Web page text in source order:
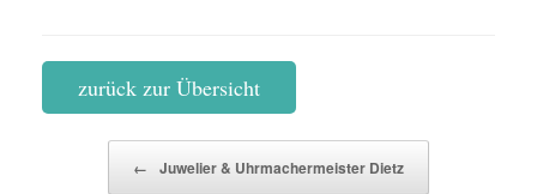
zurück zur Übersicht
← Juwelier & Uhrmachermeister Dietz